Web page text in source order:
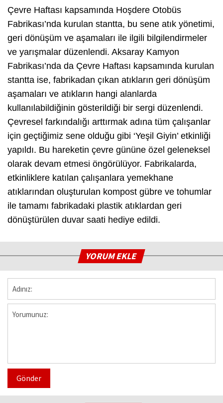
Çevre Haftası kapsamında Hoşdere Otobüs
Fabrikası’nda kurulan stantta, bu sene atık yönetimi,
geri dönüşüm ve aşamaları ile ilgili bilgilendirmeler
ve yarışmalar düzenlendi. Aksaray Kamyon
Fabrikası’nda da Çevre Haftası kapsamında kurulan
stantta ise, fabrikadan çıkan atıkların geri dönüşüm
aşamaları ve atıkların hangi alanlarda
kullanılabildiğinin gösterildiği bir sergi düzenlendi.
Çevresel farkındalığı arttırmak adına tüm çalışanlar
için geçtiğimiz sene olduğu gibi ‘Yeşil Giyin’ etkinliği
yapıldı. Bu hareketin çevre gününe özel geleneksel
olarak devam etmesi öngörülüyor. Fabrikalarda,
etkinliklere katılan çalışanlara yemekhane
atıklarından oluşturulan kompost gübre ve tohumlar
ile tamamı fabrikadaki plastik atıklardan geri
dönüştürülen duvar saati hediye edildi.
YORUM EKLE
Gönder